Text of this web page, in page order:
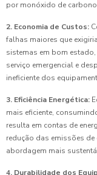
por monóxido de
2. Economia de Custos:
falhas maiores que
sistemas em bom
serviço emergencial e
ineficiente dos
3. Eficiência Energética:
mais eficiente,
resulta em contas de
redução das emissões
abordagem mais
4. Durabilidade dos